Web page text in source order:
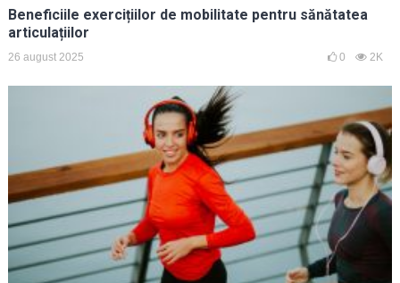
Beneficiile exercițiilor de mobilitate pentru sănătatea
articulațiilor
26 august 2025 0 2K